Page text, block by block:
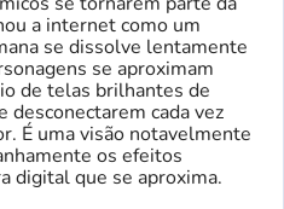
a internet como um
se dissolve lentamente
se aproximam
de telas brilhantes de
desconectarem cada vez
É uma visão notavelmente
os efeitos
digital que se aproxima.